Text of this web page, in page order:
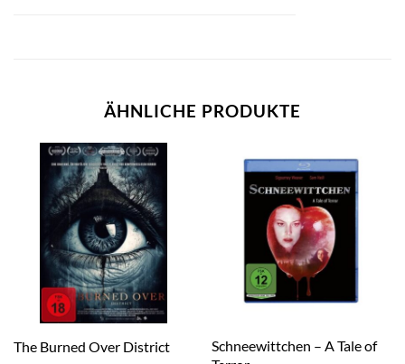
ÄHNLICHE PRODUKTE
The Burned Over District
Schneewittchen – A Tale of